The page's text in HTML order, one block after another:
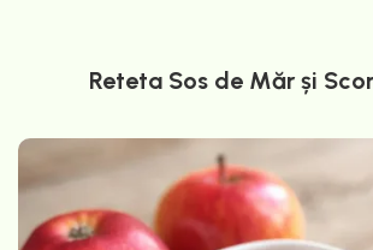
Reteta Sos de Măr și